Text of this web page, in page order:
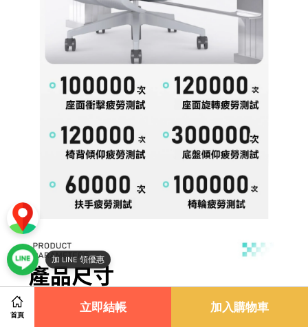
首頁
立即結帳 加入購物車